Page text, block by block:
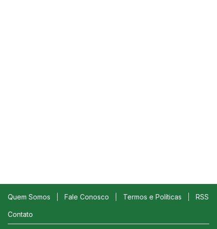
Quem Somos Fale Conosco Termos e Políticas RSS
Contato